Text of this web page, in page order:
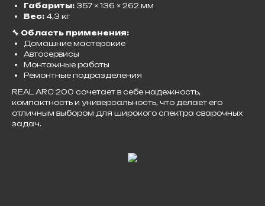
Габариты: 357 × 136 × 262 мм
Вес: 4,3 кг​
🔧 Область применения:
Домашние мастерские
Автосервисы
Монтажные работы
Ремонтные подразделения​
REAL ARC 200 сочетает в себе надежность,
компактность и универсальность, что делает его
отличным выбором для широкого спектра сварочных
задач.​